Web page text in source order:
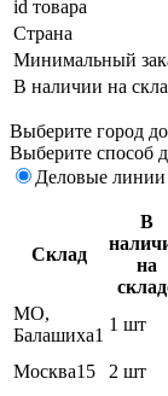
id товара
Страна
Минимальный
В наличии на
Выберите город
Выберите способ
Деловые линии
Склад
В
на
МО,
Балашиха1
1 шт
Москва15 2 шт